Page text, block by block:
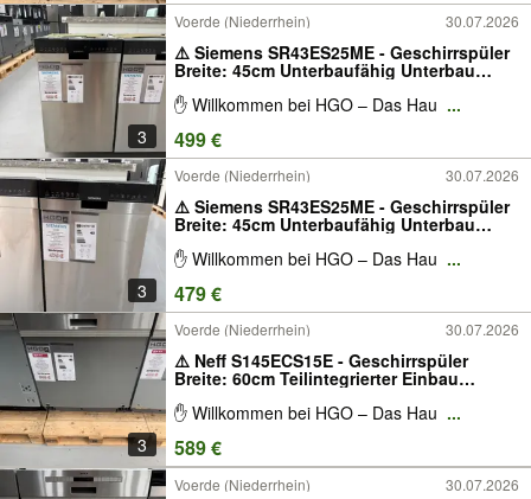
3
Voerde (Niederrhein) 30.07.2026
⚠️ Siemens SR43ES25ME - Geschirrspüler
Breite: 45cm Unterbaufähig Unterbau
Besteckschublade Spülmaschine
✋ Willkommen bei HGO – Das Hau ...
499 €
3
Voerde (Niederrhein) 30.07.2026
⚠️ Siemens SR43ES25ME - Geschirrspüler
Breite: 45cm Unterbaufähig Unterbau
Besteckschublade Spülmaschine
✋ Willkommen bei HGO – Das Hau ...
479 €
3
Voerde (Niederrhein) 30.07.2026
⚠️ Neff S145ECS15E - Geschirrspüler
Breite: 60cm Teilintegrierter Einbau
Energieklasse: A Besteckschublade W-
LAN fähig (WiFi) App Home Connect
✋ Willkommen bei HGO – Das Hau ...
589 €
Voerde (Niederrhein) 30.07.2026